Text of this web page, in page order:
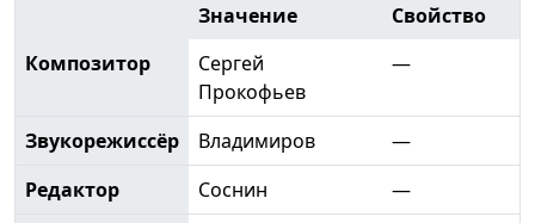
Значение
Свойство
Композитор
Сергей
Прокофьев
—
Звукорежиссёр Владимиров
—
Редактор
Соснин
—